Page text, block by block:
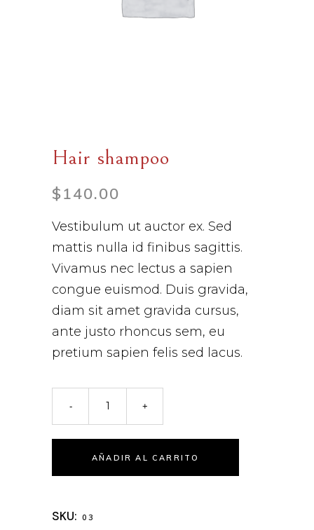
Hair shampoo
$140.00
Vestibulum ut auctor ex. Sed
mattis nulla id finibus sagittis.
Vivamus nec lectus a sapien
congue euismod. Duis gravida,
diam sit amet gravida cursus,
ante justo rhoncus sem, eu
pretium sapien felis sed lacus.
AÑADIR AL CARRITO
SKU: 03